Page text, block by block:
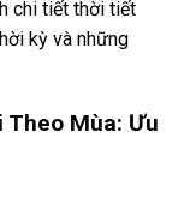
chi tiết thời tiết
kỳ và những
Theo Mùa: Ưu